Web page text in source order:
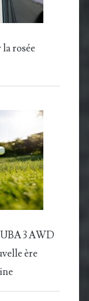
rosée
3 AWD
ère